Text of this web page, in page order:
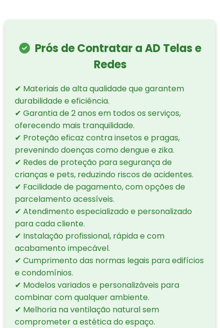
Prós de Contratar a AD Telas e
Redes
✔ Materiais de alta qualidade que garantem
durabilidade e eficiência.
✔ Garantia de 2 anos em todos os serviços,
oferecendo mais tranquilidade.
✔ Proteção eficaz contra insetos e pragas,
prevenindo doenças como dengue e zika.
✔ Redes de proteção para segurança de
crianças e pets, reduzindo riscos de acidentes.
✔ Facilidade de pagamento, com opções de
parcelamento acessíveis.
✔ Atendimento especializado e personalizado
para cada cliente.
✔ Instalação profissional, rápida e com
acabamento impecável.
✔ Cumprimento das normas legais para edifícios
e condomínios.
✔ Modelos variados e personalizáveis para
combinar com qualquer ambiente.
✔ Melhoria na ventilação natural sem
comprometer a estética do espaço.